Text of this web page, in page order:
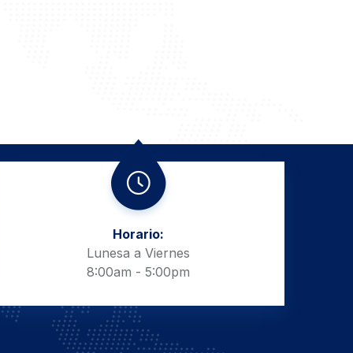
Horario:
Lunesa a Viernes
8:00am - 5:00pm